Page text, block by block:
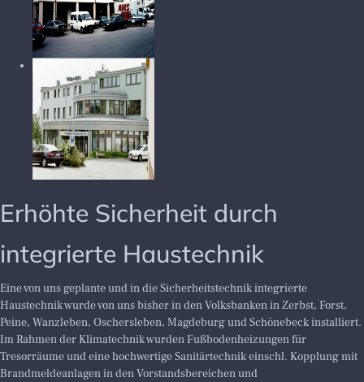
Erhöhte Sicherheit durch
integrierte Haustechnik
Eine von uns geplante und in die Sicherheitstechnik integrierte
Haustechnik wurde von uns bisher in den Volksbanken in Zerbst, Forst,
Peine, Wanzleben, Oschersleben, Magdeburg und Schönebeck installiert.
Im Rahmen der Klimatechnik wurden Fußbodenheizungen für
Tresorräume und eine hochwertige Sanitärtechnik einschl. Kopplung mit
Brandmeldeanlagen in den Vorstandsbereichen und